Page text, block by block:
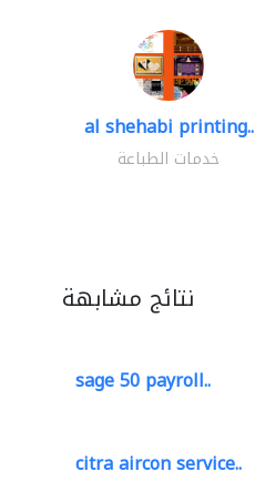
al shehabi printing..
خدمات الطباعة
نتائج مشابهة
sage 50 payroll..
citra aircon service..